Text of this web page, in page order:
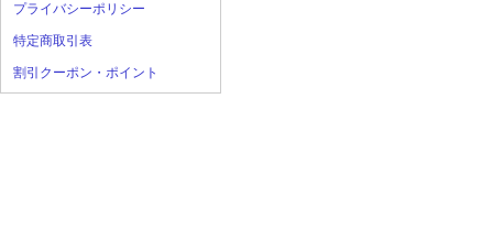
プライバシーポリシー
特定商取引表
割引クーポン・ポイント